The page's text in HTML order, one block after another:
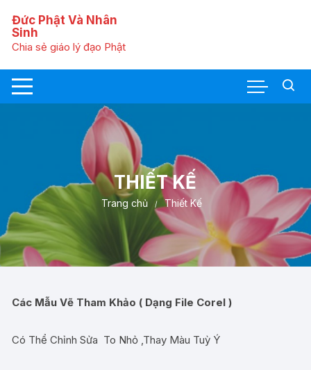
nội
Đức Phật Và Nhân
Sinh
Chia sẻ giáo lý đạo Phật
THIẾT KẾ
Trang chủ Thiết Kế
Các Mẫu Vẽ Tham Khảo ( Dạng File Corel )
Có Thể Chỉnh Sửa To Nhỏ ,Thay Màu Tuỳ Ý